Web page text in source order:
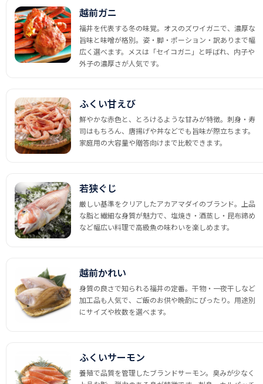
越前ガニ
福井を代表する冬の味覚。オスのズワイガニで、濃厚な
旨味と味噌が格別。姿・脚・ポーション・訳ありまで幅
広く選べます。メスは「セイコガニ」と呼ばれ、内子や
外子の濃厚さが人気です。
ふくい甘えび
鮮やかな赤色と、とろけるような甘みが特徴。刺身・寿
司はもちろん、唐揚げや丼などでも旨味が際立ちます。
家庭用の大容量や贈答向けまで比較できます。
若狭ぐじ
厳しい基準をクリアしたアカアマダイのブランド。上品
な脂と繊細な身質が魅力で、塩焼き・酒蒸し・昆布締め
など幅広い料理で高級魚の味わいを楽しめます。
越前かれい
身質の良さで知られる福井の定番。干物・一夜干しなど
加工品も人気で、ご飯のお供や晩酌にぴったり。用途別
にサイズや枚数を選べます。
ふくいサーモン
養殖で品質を管理したブランドサーモン。臭みが少なく